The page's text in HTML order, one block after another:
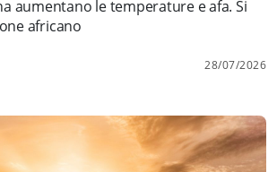
aumentano le temperature e afa. Si
africano
28/07/2026